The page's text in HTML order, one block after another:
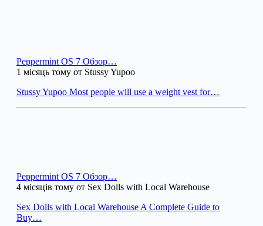
Peppermint OS 7 Обзор…
1 місяць тому от Stussy Yupoo
Stussy Yupoo Most people will use a weight vest for…
Peppermint OS 7 Обзор…
4 місяців тому от Sex Dolls with Local Warehouse
Sex Dolls with Local Warehouse A Complete Guide to
Buy…